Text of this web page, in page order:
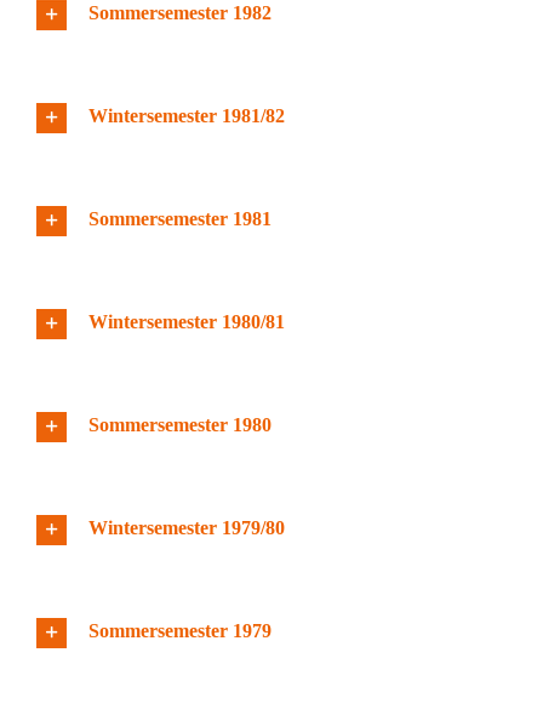
Sommersemester 1982
Wintersemester 1981/82
Sommersemester 1981
Wintersemester 1980/81
Sommersemester 1980
Wintersemester 1979/80
Sommersemester 1979